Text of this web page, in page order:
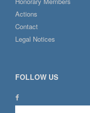
Actions
Contact
Legal Notices
FOLLOW US